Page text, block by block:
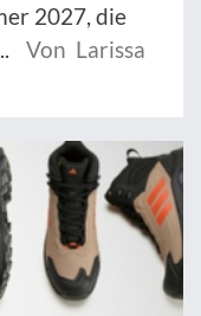
2027, die
Von Larissa